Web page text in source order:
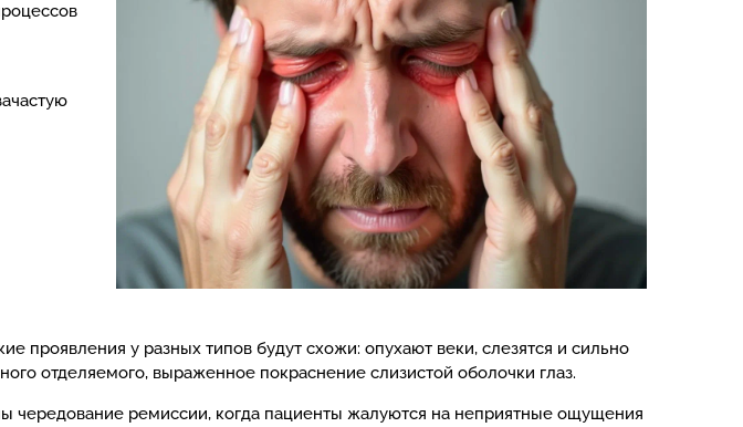
проявления у разных типов будут схожи: опухают веки, слезятся и сильно
отделяемого, выраженное покраснение слизистой оболочки глаз.
чередование ремиссии, когда пациенты жалуются на неприятные ощущения